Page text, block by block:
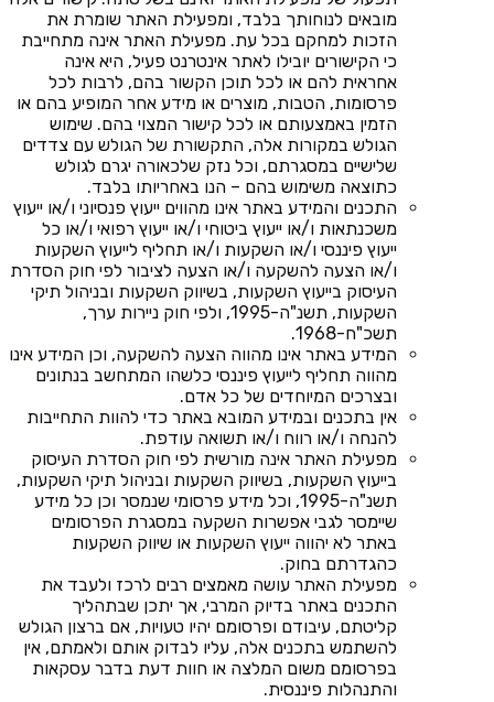
מובאים לנוחותך בלבד, ומפעילת האתר שומרת את
הזכות למחקם בכל עת. מפעילת האתר אינה מתחייבת
כי הקישורים יובילו לאתר אינטרנט פעיל, היא אינה
אחראית להם או לכל תוכן הקשור בהם, לרבות לכל
פרסומות, הטבות, מוצרים או מידע אחר המופיע בהם או
הזמין באמצעותם או לכל קישור המצוי בהם. שימוש
הגולש במקורות אלה, התקשורת של הגולש עם צדדים
שלישיים במסגרתם, וכל נזק שלכאורה יגרם לגולש
כתוצאה משימוש בהם – הנו באחריותו בלבד.
התכנים והמידע באתר אינו מהווים ייעוץ פנסיוני ו/או ייעוץ
משכנתאות ו/או ייעוץ ביטוחי ו/או ייעוץ רפואי ו/או כל
ייעוץ פיננסי ו/או השקעות ו/או תחליף לייעוץ השקעות
ו/או הצעה להשקעה ו/או הצעה לציבור לפי חוק הסדרת
העיסוק בייעוץ השקעות, בשיווק השקעות ובניהול תיקי
השקעות, תשנ"ה-1995, ולפי חוק ניירות ערך,
תשכ"ח-1968.
המידע באתר אינו מהווה הצעה להשקעה, וכן המידע אינו
מהווה תחליף לייעוץ פיננסי כלשהו המתחשב בנתונים
ובצרכים המיוחדים של כל אדם.
אין בתכנים ובמידע המובא באתר כדי להוות התחייבות
להנחה ו/או רווח ו/או תשואה עודפת.
מפעילת האתר אינה מורשית לפי חוק הסדרת העיסוק
בייעוץ השקעות, בשיווק השקעות ובניהול תיקי השקעות,
תשנ"ה-1995, וכל מידע פרסומי שנמסר וכן כל מידע
שיימסר לגבי אפשרות השקעה במסגרת הפרסומים
באתר לא יהווה ייעוץ השקעות או שיווק השקעות
כהגדרתם בחוק.
מפעילת האתר עושה מאמצים רבים לרכז ולעבד את
התכנים באתר בדיוק המרבי, אך יתכן שבתהליך
קליטתם, עיבודם ופרסומם יהיו טעויות, אם ברצון הגולש
להשתמש בתכנים אלה, עליו לבדוק אותם ולאמתם, אין
בפרסומם משום המלצה או חוות דעת בדבר עסקאות
והתנהלות פיננסית.